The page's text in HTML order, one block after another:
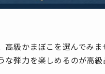
級かまぼこを選んでみ
弾力を楽しめるのが高級